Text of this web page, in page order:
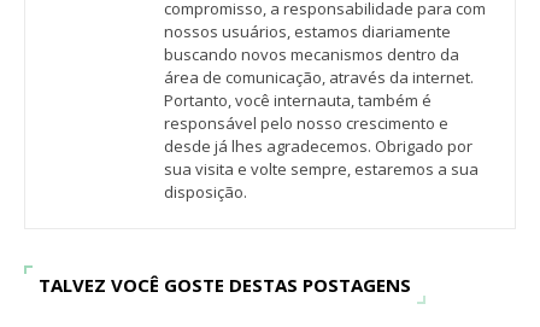
compromisso, a responsabilidade para com
nossos usuários, estamos diariamente
buscando novos mecanismos dentro da
área de comunicação, através da internet.
Portanto, você internauta, também é
responsável pelo nosso crescimento e
desde já lhes agradecemos. Obrigado por
sua visita e volte sempre, estaremos a sua
disposição.
TALVEZ VOCÊ GOSTE DESTAS POSTAGENS